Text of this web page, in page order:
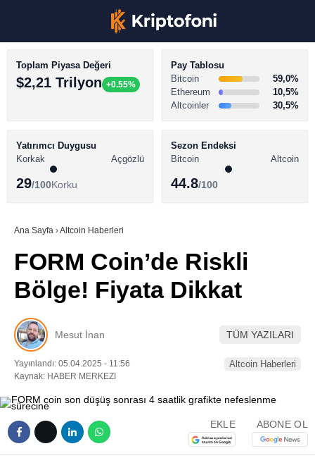
Youtube
TikTok
Pinterest
BİTCOİN HABERLERİ
ALTCOİN HABERLERİ
SÖZLÜK
Toplam Piyasa Değeri
$2,21 Trilyon +0.55%
Pay Tablosu
Bitcoin
59,0%
Ethereum
10,5%
Altcoinler
30,5%
Yatırımcı Duygusu
Korkak
Açgözlü
29/100Korku
Sezon Endeksi
Bitcoin
Altcoin
44.8/100
Ana Sayfa ›Altcoin Haberleri
FORM Coin’de Riskli
Bölge! Fiyata Dikkat
Mesut İnan TÜM YAZILARI
Yayınlandı: 05.04.2025 - 11:56
Kaynak: HABER MERKEZI
Altcoin Haberleri
EKLE ABONE OL